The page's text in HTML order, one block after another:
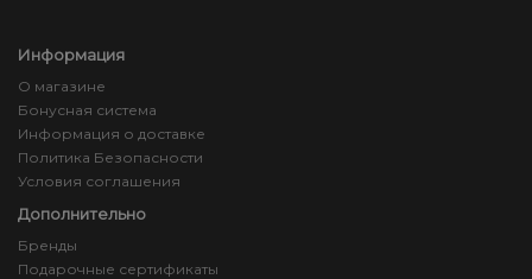
Информация
О магазине
Бонусная система
Информация о доставке
Политика Безопасности
Условия соглашения
Дополнительно
Бренды
Подарочные сертификаты